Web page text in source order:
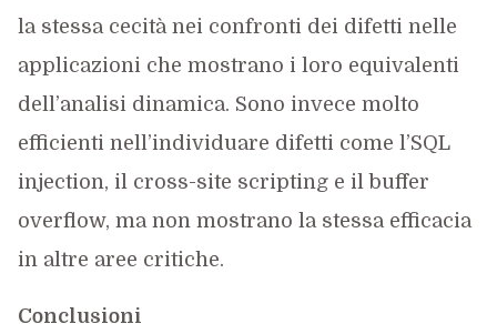
la stessa cecità nei confronti dei difetti nelle
applicazioni che mostrano i loro equivalenti
dell’analisi dinamica. Sono invece molto
efficienti nell’individuare difetti come l’SQL
injection, il cross-site scripting e il buffer
overflow, ma non mostrano la stessa efficacia
in altre aree critiche.
Conclusioni